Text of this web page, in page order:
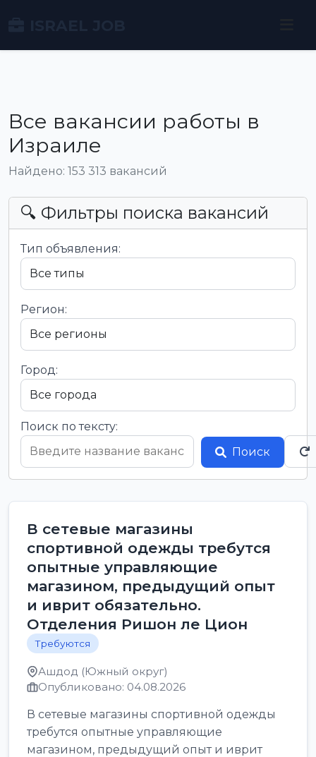
Все вакансии работы в
Израиле
Найдено: 153 313 вакансий
🔍 Фильтры поиска вакансий
Тип объявления:
Регион:
Город:
Поиск по тексту:
Поиск
В сетевые магазины
спортивной одежды требутся
опытные управляющие
магазином, предыдущий опыт
и иврит обязательно.
Отделения Ришон ле Цион
Требуются
Ашдод (Южный округ)
Опубликовано: 04.08.2026
В сетевые магазины спортивной одежды
требутся опытные управляющие
магазином, предыдущий опыт и иврит